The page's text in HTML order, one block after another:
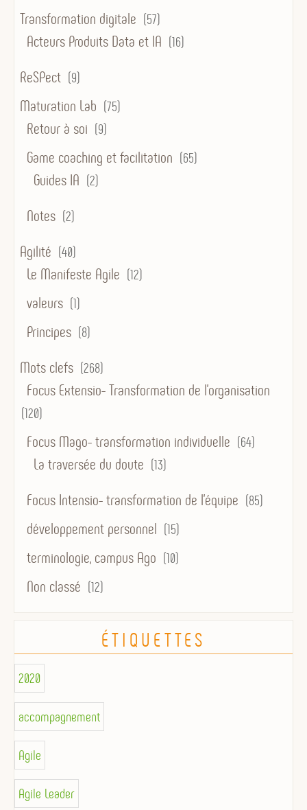
Transformation digitale (57)
Acteurs Produits Data et IA (16)
ReSPect (9)
Maturation Lab (75)
Retour à soi (9)
Game coaching et facilitation (65)
Guides IA (2)
Notes (2)
Agilité (40)
Le Manifeste Agile (12)
valeurs (1)
Principes (8)
Mots clefs (268)
Focus Extensio- Transformation de l'organisation
(120)
Focus Mago- transformation individuelle (64)
La traversée du doute (13)
Focus Intensio- transformation de l'équipe (85)
développement personnel (15)
terminologie, campus Ago (10)
Non classé (12)
ÉTIQUETTES
2020
accompagnement
Agile
Agile Leader